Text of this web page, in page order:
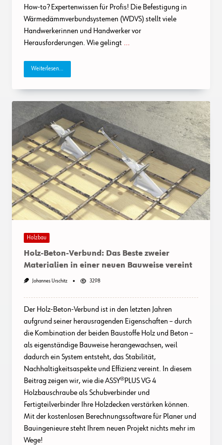
How-to? Expertenwissen für Profis! Die Befestigung in
Wärmedämmverbundsystemen (WDVS) stellt viele
Handwerkerinnen und Handwerker vor
Herausforderungen. Wie gelingt ...
Weiterlesen...
Holzbau
Holz-Beton-Verbund: Das Beste zweier
Materialien in einer neuen Bauweise vereint
Johannes Urschitz 3298
Der Holz-Beton-Verbund ist in den letzten Jahren
aufgrund seiner herausragenden Eigenschaften – durch
die Kombination der beiden Baustoffe Holz und Beton –
als eigenständige Bauweise herangewachsen, weil
dadurch ein System entsteht, das Stabilität,
Nachhaltigkeitsaspekte und Effizienz vereint. In diesem
Beitrag zeigen wir, wie die ASSY®PLUS VG 4
Holzbauschraube als Schubverbinder und
Fertigteilverbinder Ihre Holzdecken verstärken können.
Mit der kostenlosen Berechnungssoftware für Planer und
Bauingenieure steht Ihrem neuen Projekt nichts mehr im
Wege!